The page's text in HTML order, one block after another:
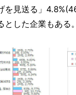
を見送る」
した企業もある。